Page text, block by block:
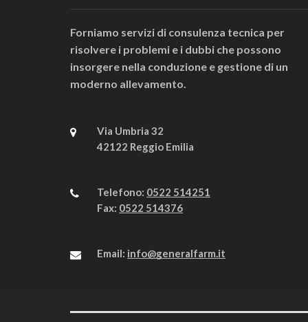
Forniamo servizi di consulenza tecnica per
risolvere i problemi e i dubbi che possono
insorgere nella conduzione e gestione di un
moderno allevamento.
Via Umbria 32
42122 Reggio Emilia
Telefono: 0522 514251
Fax: 0522 514376
Email: info@generalfarm.it